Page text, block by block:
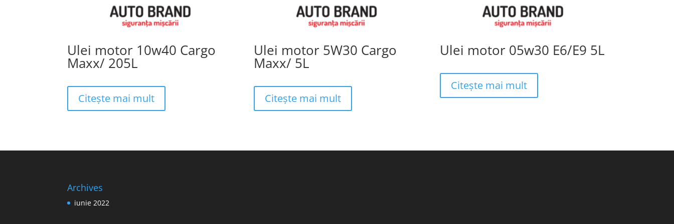
Ulei motor 10w40 Cargo
Maxx/ 205L
Citește mai mult
Ulei motor 5W30 Cargo
Maxx/ 5L
Citește mai mult
Ulei motor 05w30 E6/E9 5L
Citește mai mult
Archives
iunie 2022